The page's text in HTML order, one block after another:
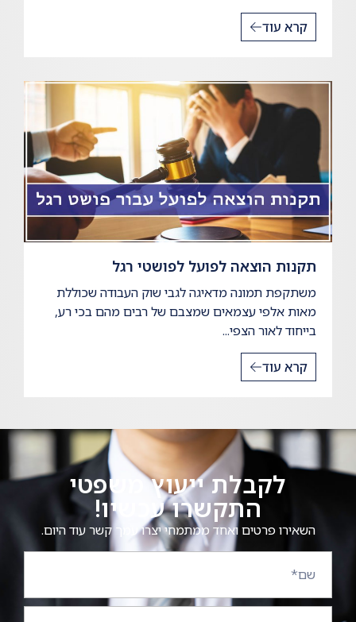
קרא עוד
תקנות הוצאה לפועל לפושטי רגל
משתקפת תמונה מדאיגה לגבי שוק העבודה שכוללת
מאות אלפי עצמאים שמצבם של רבים מהם בכי רע,
בייחוד לאור הצפי...
קרא עוד
לקבלת ייעוץ משפטי
התקשרו עכשיו!
השאירו פרטים ואחד ממתמחי יצרו עמך קשר עוד היום.